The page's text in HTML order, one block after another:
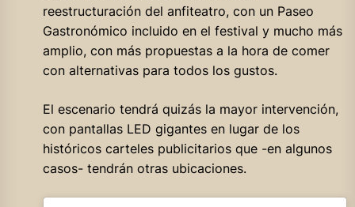
reestructuración del anfiteatro, con un Paseo
Gastronómico incluido en el festival y mucho más
amplio, con más propuestas a la hora de comer
con alternativas para todos los gustos.
El escenario tendrá quizás la mayor intervención,
con pantallas LED gigantes en lugar de los
históricos carteles publicitarios que -en algunos
casos- tendrán otras ubicaciones.